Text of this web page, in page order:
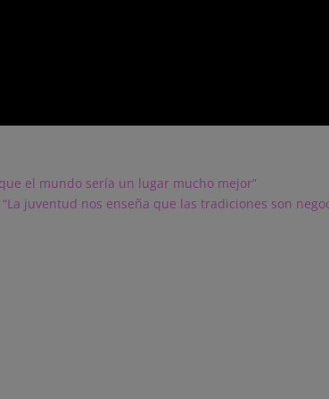
el mundo sería un lugar mucho mejor”
juventud nos enseña que las tradiciones son